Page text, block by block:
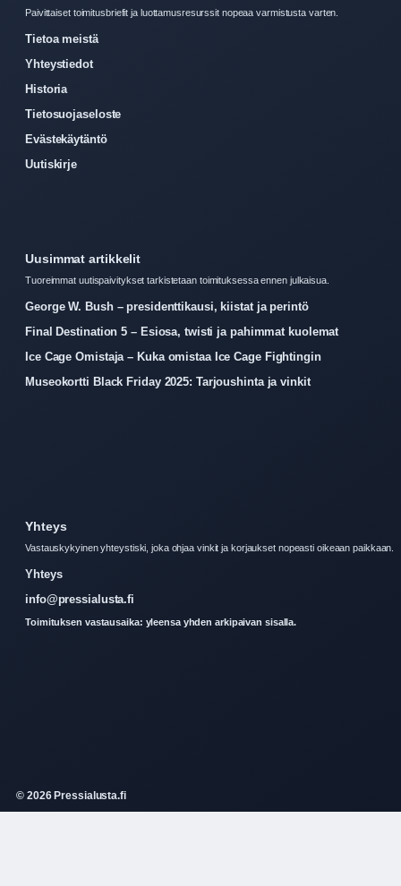
Paivittaiset toimitusbriefit ja luottamusresurssit nopeaa varmistusta varten.
Tietoa meistä
Yhteystiedot
Historia
Tietosuojaseloste
Evästekäytäntö
Uutiskirje
Uusimmat artikkelit
Tuoreimmat uutispaivitykset tarkistetaan toimituksessa ennen julkaisua.
George W. Bush – presidenttikausi, kiistat ja perintö
Final Destination 5 – Esiosa, twisti ja pahimmat kuolemat
Ice Cage Omistaja – Kuka omistaa Ice Cage Fightingin
Museokortti Black Friday 2025: Tarjoushinta ja vinkit
Yhteys
Vastauskykyinen yhteystiski, joka ohjaa vinkit ja korjaukset nopeasti oikeaan paikkaan.
Yhteys
info@pressialusta.fi
Toimituksen vastausaika: yleensa yhden arkipaivan sisalla.
© 2026 Pressialusta.fi